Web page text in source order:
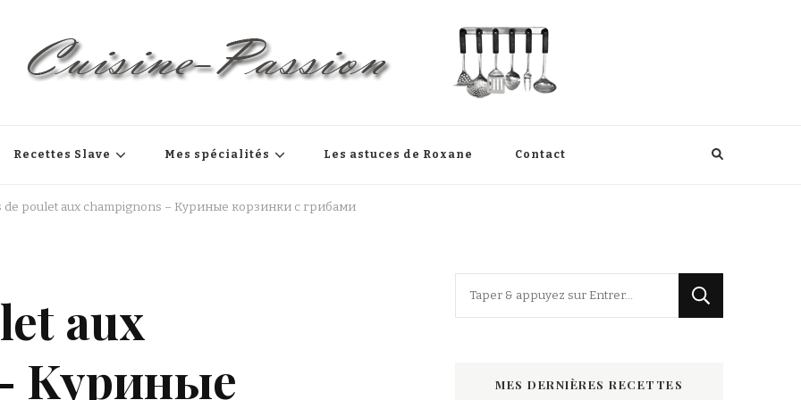
Recettes Slave Mes spécialités Les astuces de Roxane Contact
de poulet aux champignons – Kуриные корзинки с грибами
aux
Kуриные
MES DERNIÈRES RECETTES